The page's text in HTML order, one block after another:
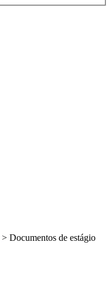
> Documentos de estágio